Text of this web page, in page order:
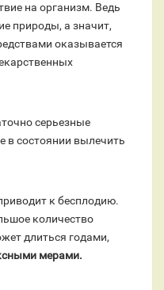
на организм. Ведь
природы, а значит,
оказывается
серьезные
в состоянии вылечить
к бесплодию.
количество
длиться годами,
мерами.